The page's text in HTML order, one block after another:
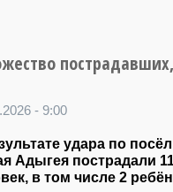
- 9:00
удара по
Адыгея пострадали
в том числе 2